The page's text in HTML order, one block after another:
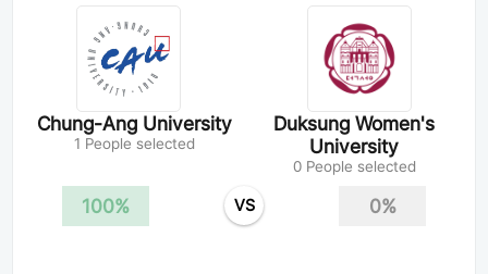
Chung-Ang University
1 People selected
Duksung Women's
University
0 People selected
100% VS 0%